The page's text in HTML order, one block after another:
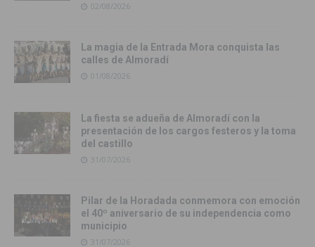
02/08/2026
La magia de la Entrada Mora conquista las
calles de Almoradí
01/08/2026
La fiesta se adueña de Almoradí con la
presentación de los cargos festeros y la toma
del castillo
31/07/2026
Pilar de la Horadada conmemora con emoción
el 40º aniversario de su independencia como
municipio
31/07/2026